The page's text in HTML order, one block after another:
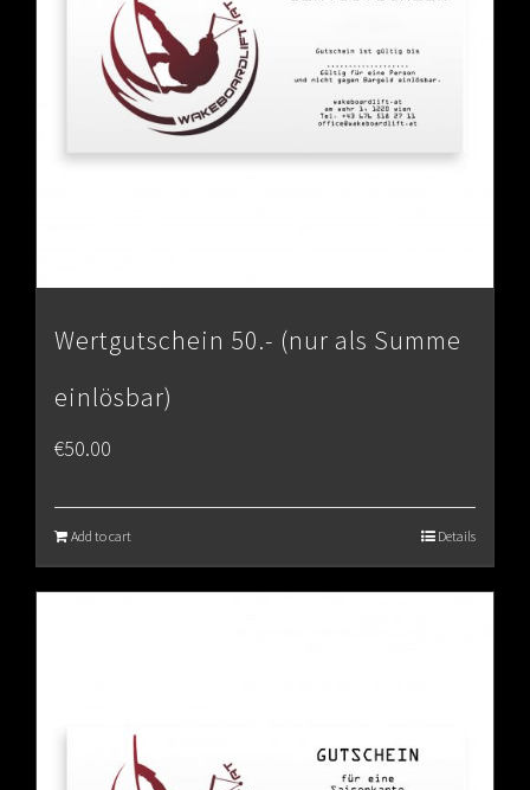
Wertgutschein 50.- (nur als Summe
einlösbar)
€50.00
Add to cart Details